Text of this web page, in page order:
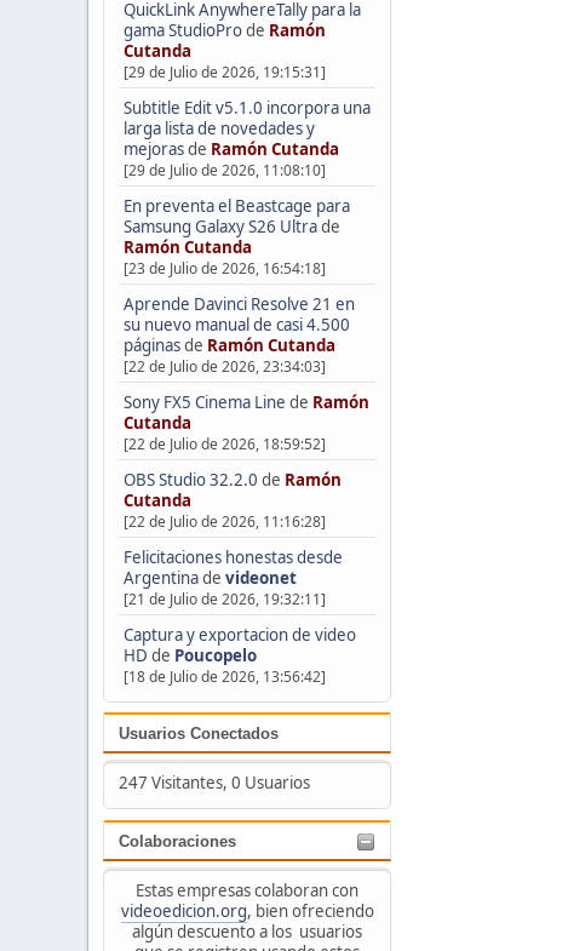
QuickLink AnywhereTally para la
gama StudioProde Ramón
Cutanda
[29 de Julio de 2026, 19:15:31]
Subtitle Edit v5.1.0 incorpora una
larga lista de novedades y
mejorasde Ramón Cutanda
[29 de Julio de 2026, 11:08:10]
En preventa el Beastcage para
Samsung Galaxy S26 Ultrade
Ramón Cutanda
[23 de Julio de 2026, 16:54:18]
Aprende Davinci Resolve 21 en
su nuevo manual de casi 4.500
páginasde Ramón Cutanda
[22 de Julio de 2026, 23:34:03]
Sony FX5 Cinema Line de Ramón
Cutanda
[22 de Julio de 2026, 18:59:52]
OBS Studio 32.2.0 de Ramón
Cutanda
[22 de Julio de 2026, 11:16:28]
Felicitaciones honestas desde
Argentinade videonet
[21 de Julio de 2026, 19:32:11]
Captura y exportacion de video
HD de Poucopelo
[18 de Julio de 2026, 13:56:42]
Usuarios Conectados
247 Visitantes, 0 Usuarios
Colaboraciones
Estas empresas colaboran con
videoedicion.org, bien ofreciendo
algún descuento a los usuarios